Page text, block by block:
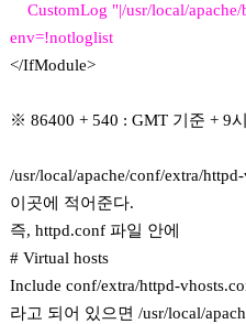
CustomLog "|/usr/local/
env=!notloglist
</IfModule>
※ 86400 + 540 : GMT 기준 + 9
/usr/local/apache/conf/extra/
이곳에 적어준다.
즉, httpd.conf 파일 안에
# Virtual hosts
Include conf/extra/httpd-
라고 되어 있으면 /usr/local/